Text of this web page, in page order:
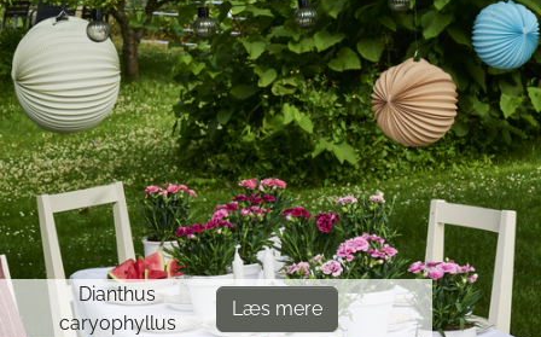
Dianthus
caryophyllus
Læs mere